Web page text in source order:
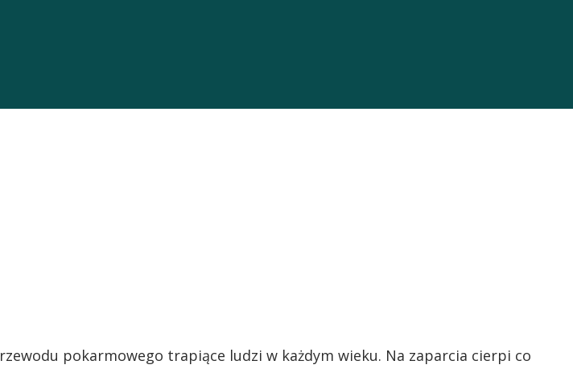
pokarmowego trapiące ludzi w każdym wieku. Na zaparcia cierpi co